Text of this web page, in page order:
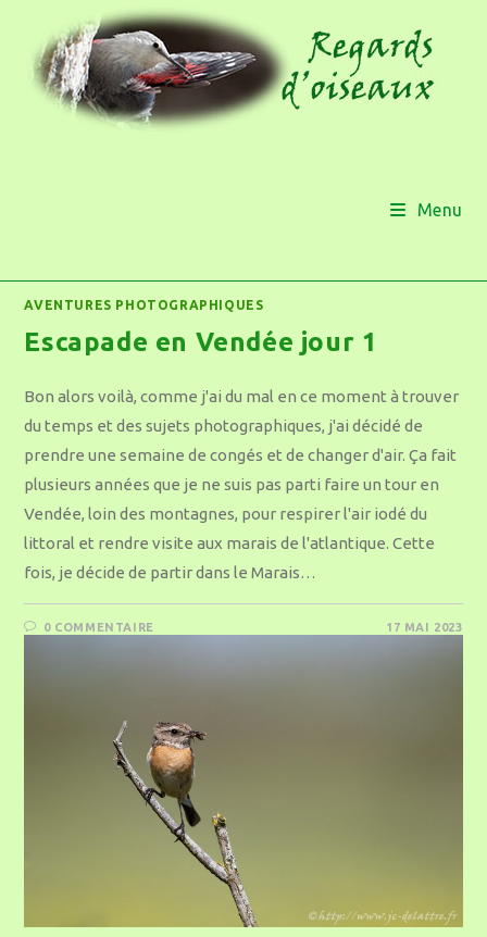
Menu
AVENTURES PHOTOGRAPHIQUES
Escapade en Vendée jour 1
Bon alors voilà, comme j'ai du mal en ce moment à trouver
du temps et des sujets photographiques, j'ai décidé de
prendre une semaine de congés et de changer d'air. Ça fait
plusieurs années que je ne suis pas parti faire un tour en
Vendée, loin des montagnes, pour respirer l'air iodé du
littoral et rendre visite aux marais de l'atlantique. Cette
fois, je décide de partir dans le Marais…
0 COMMENTAIRE 17 MAI 2023